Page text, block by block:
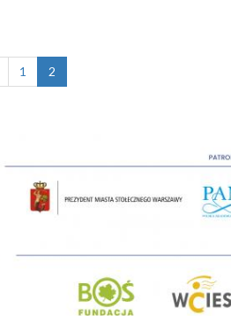
1 2